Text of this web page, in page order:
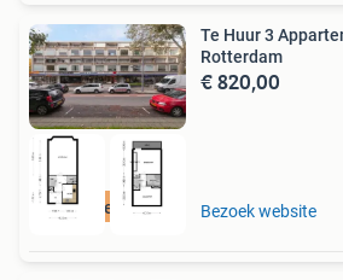
Gratis reageren
Te Huur 3
Rotterdam
€ 820,00
Bezoek website